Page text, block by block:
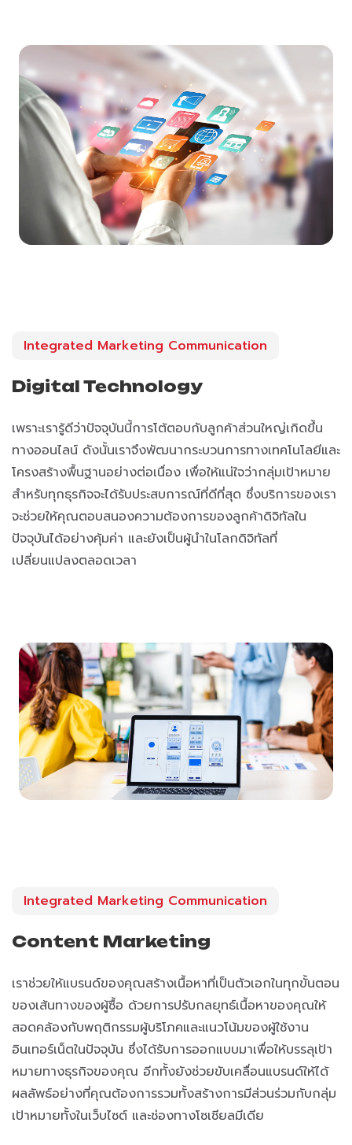
Integrated Marketing Communication
Digital Technology
เพราะเรารู้ดีว่าปัจจุบันนี้การโต้ตอบกับลูกค้าส่วนใหญ่เกิดขึ้น
ทางออนไลน์ ดังนั้นเราจึงพัฒนากระบวนการทางเทคโนโลยีและ
โครงสร้างพื้นฐานอย่างต่อเนื่อง เพื่อให้แน่ใจว่ากลุ่มเป้าหมาย
สำหรับทุกธุรกิจจะได้รับประสบการณ์ที่ดีที่สุด ซึ่งบริการของเรา
จะช่วยให้คุณตอบสนองความต้องการของลูกค้าดิจิทัลใน
ปัจจุบันได้อย่างคุ้มค่า และยังเป็นผู้นำในโลกดิจิทัลที่
เปลี่ยนแปลงตลอดเวลา
Integrated Marketing Communication
Content Marketing
เราช่วยให้แบรนด์ของคุณสร้างเนื้อหาที่เป็นตัวเอกในทุกขั้นตอน
ของเส้นทางของผู้ซื้อ ด้วยการปรับกลยุทธ์เนื้อหาของคุณให้
สอดคล้องกับพฤติกรรมผู้บริโภคและแนวโน้มของผู้ใช้งาน
อินเทอร์เน็ตในปัจจุบัน ซึ่งได้รับการออกแบบมาเพื่อให้บรรลุเป้า
หมายทางธุรกิจของคุณ อีกทั้งยังช่วยขับเคลื่อนแบรนด์ให้ได้
ผลลัพธ์อย่างที่คุณต้องการรวมทั้งสร้างการมีส่วนร่วมกับกลุ่ม
เป้าหมายทั้งในเว็บไซต์ และช่องทางโซเชียลมีเดีย